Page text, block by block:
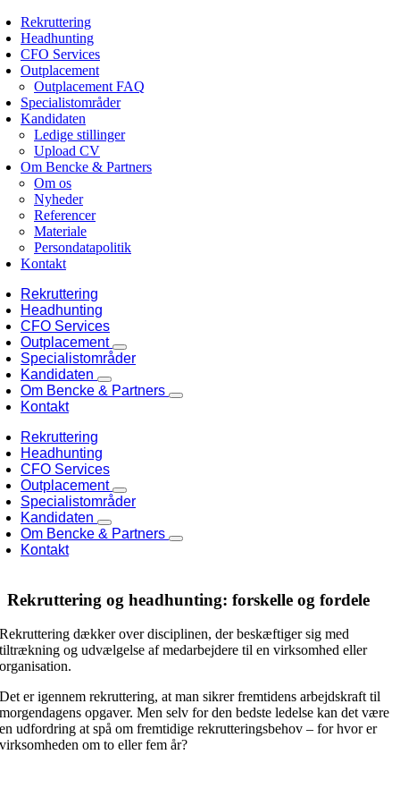
Rekruttering
Headhunting
CFO Services
Outplacement
Outplacement FAQ
Specialistområder
Kandidaten
Ledige stillinger
Upload CV
Om Bencke & Partners
Om os
Nyheder
Referencer
Materiale
Persondatapolitik
Kontakt
Rekruttering
Headhunting
CFO Services
Outplacement
Specialistområder
Kandidaten
Om Bencke & Partners
Kontakt
Rekruttering
Headhunting
CFO Services
Outplacement
Specialistområder
Kandidaten
Om Bencke & Partners
Kontakt
Rekruttering og headhunting: forskelle og fordele
Rekruttering dækker over disciplinen, der beskæftiger sig med
tiltrækning og udvælgelse af medarbejdere til en virksomhed eller
organisation.
Det er igennem rekruttering, at man sikrer fremtidens arbejdskraft til
morgendagens opgaver. Men selv for den bedste ledelse kan det være
en udfordring at spå om fremtidige rekrutteringsbehov – for hvor er
virksomheden om to eller fem år?